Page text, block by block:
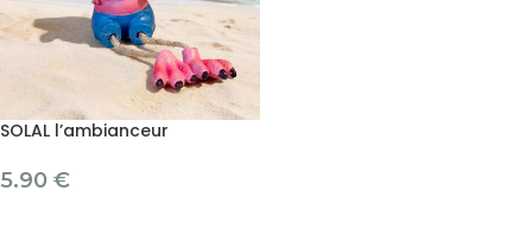
SOLAL l’ambianceur
5.90 €